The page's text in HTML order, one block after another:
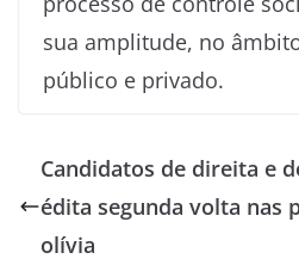
sua amplitude, no
público e privado.
Candidatos de direita e
édita segunda volta nas
olívia